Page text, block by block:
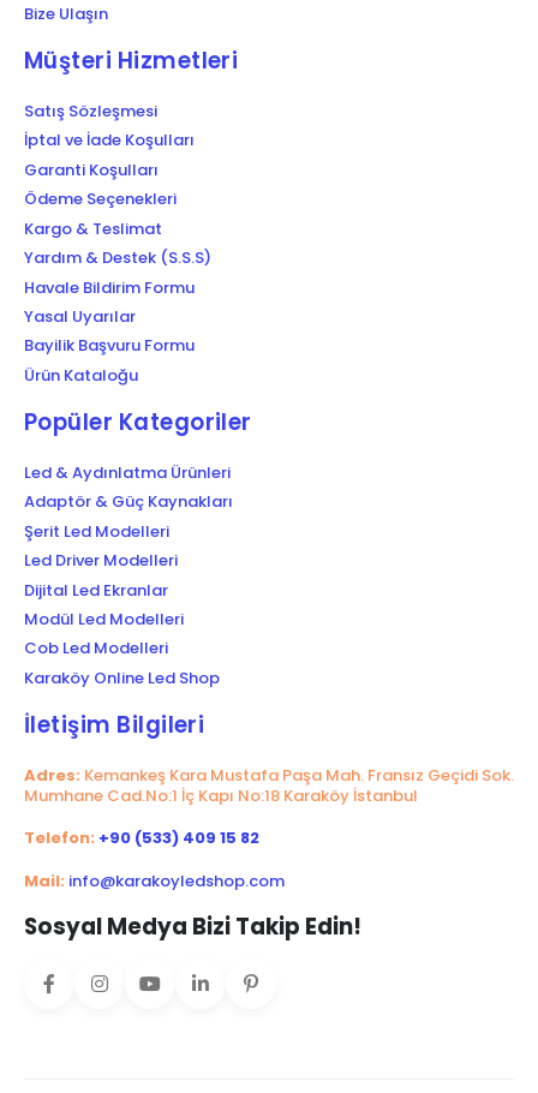
Bize Ulaşın
Müşteri Hizmetleri
Satış Sözleşmesi
İptal ve İade Koşulları
Garanti Koşulları
Ödeme Seçenekleri
Kargo & Teslimat
Yardım & Destek (S.S.S)
Havale Bildirim Formu
Yasal Uyarılar
Bayilik Başvuru Formu
Ürün Kataloğu
Popüler Kategoriler
Led & Aydınlatma Ürünleri
Adaptör & Güç Kaynakları
Şerit Led Modelleri
Led Driver Modelleri
Dijital Led Ekranlar
Modül Led Modelleri
Cob Led Modelleri
Karaköy Online Led Shop
İletişim Bilgileri
Adres: Kemankeş Kara Mustafa Paşa Mah. Fransız Geçidi Sok.
Mumhane Cad.No:1 İç Kapı No:18 Karaköy İstanbul
Telefon: +90 (533) 409 15 82
Mail: info@karakoyledshop.com
Sosyal Medya Bizi Takip Edin!